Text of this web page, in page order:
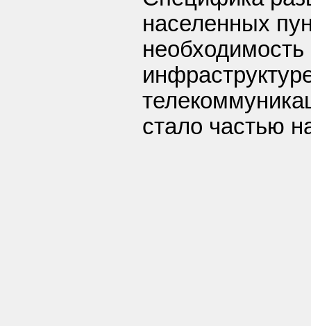
населенных
стало частью